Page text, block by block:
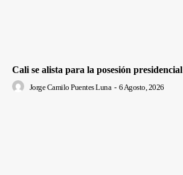
Cali se alista para la posesión presidencial
Jorge Camilo Puentes Luna - 6 Agosto, 2026